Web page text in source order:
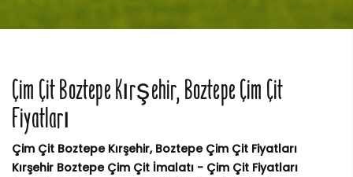
Çim Çit Boztepe Kırşehir, Boztepe Çim Çit
Fiyatları
Çim Çit Boztepe Kırşehir, Boztepe Çim Çit Fiyatları
Kırşehir Boztepe Çim Çit İmalatı - Çim Çit Fiyatları